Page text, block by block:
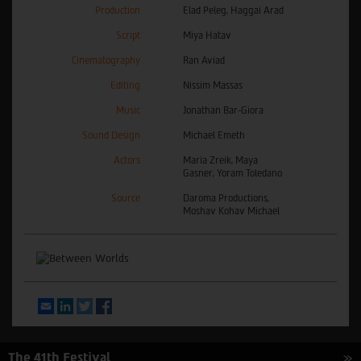
Production Elad Peleg, Haggai Arad
Script Miya Hatav
Cinematography Ran Aviad
Editing Nissim Massas
Music Jonathan Bar-Giora
Sound Design Michael Emeth
Actors
Maria Zreik, Maya
Gasner, Yoram Toledano
Source
Daroma Productions,
Moshav Kohav Michael
EmailLinkedInTwitter
The 41th Festival